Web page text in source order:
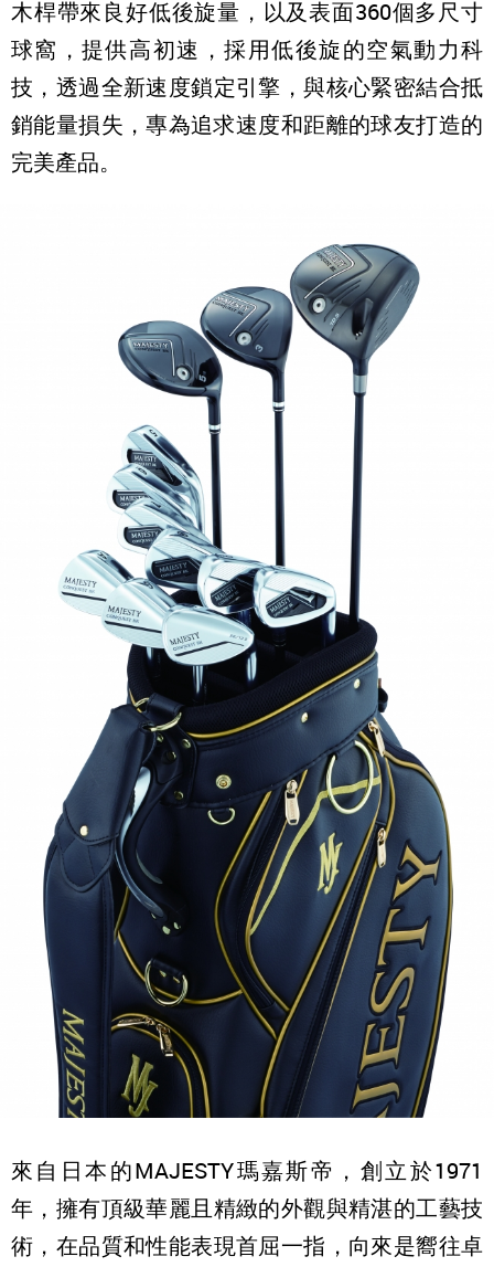
木桿帶來良好低後旋量，以及表面360個多尺寸
球窩，提供高初速，採用低後旋的空氣動力科
技，透過全新速度鎖定引擎，與核心緊密結合抵
銷能量損失，專為追求速度和距離的球友打造的
完美產品。
來自日本的MAJESTY瑪嘉斯帝，創立於1971
年，擁有頂級華麗且精緻的外觀與精湛的工藝技
術，在品質和性能表現首屈一指，向來是嚮往卓